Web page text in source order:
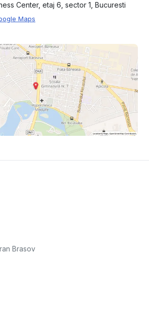
Center, etaj 6, sector 1, Bucuresti
Maps
Brasov